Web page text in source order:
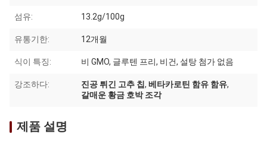
섬유: 13.2g/100g
유통기한: 12개월
식이 특징: 비 GMO, 글루텐 프리, 비건, 설탕 첨가 없음
강조하다: 진공 튀긴 고추 칩, 베타카로틴 함유 함유,
갈매운 황금 호박 조각
제품 설명